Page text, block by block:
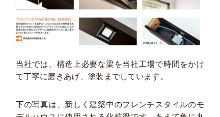
当社では、構造上必要な梁を当社工場で時間をかけ
て丁寧に磨きあげ、塗装までしています。
下の写真は、新しく建築中のフレンチスタイルのモ